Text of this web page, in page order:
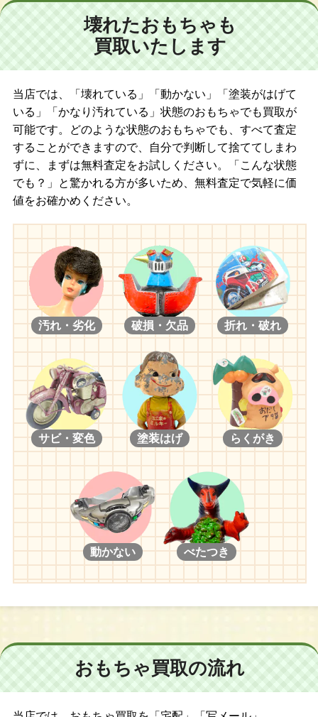
壊れたおもちゃも
買取いたします
当店では、「壊れている」「動かない」「塗装がはげて
いる」「かなり汚れている」状態のおもちゃでも買取が
可能です。どのような状態のおもちゃでも、すべて査定
することができますので、自分で判断して捨ててしまわ
ずに、まずは無料査定をお試しください。「こんな状態
でも？」と驚かれる方が多いため、無料査定で気軽に価
値をお確かめください。
汚れ・劣化 破損・欠品 折れ・破れ
サビ・変色 塗装はげ らくがき
動かない べたつき
おもちゃ買取の流れ